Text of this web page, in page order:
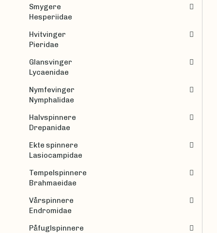
Smygere
Hesperiidae
Hvitvinger
Pieridae
Glansvinger
Lycaenidae
Nymfevinger
Nymphalidae
Halvspinnere
Drepanidae
Ekte spinnere
Lasiocampidae
Tempelspinnere
Brahmaeidae
Vårspinnere
Endromidae
Påfuglspinnere